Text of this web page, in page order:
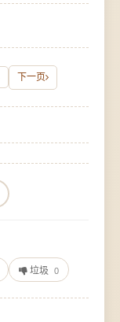
下一页
垃圾 0